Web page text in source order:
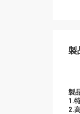
製
製
1.
2.